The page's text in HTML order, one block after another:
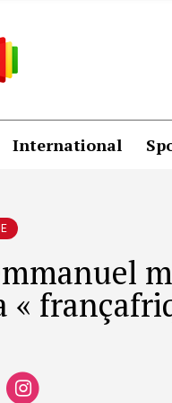
International
«